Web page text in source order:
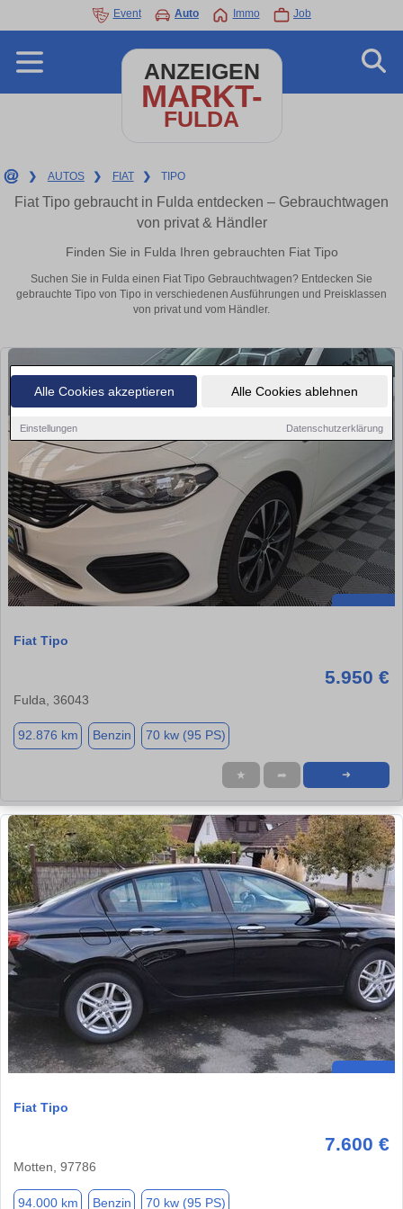
Alle Cookies akzeptieren Alle Cookies ablehnen
Einstellungen Datenschutzerklärung
Event Auto Immo Job
ANZEIGEN
MARKT-
FULDA
❯ AUTOS ❯ FIAT ❯ TIPO
Fiat Tipo gebraucht in Fulda entdecken – Gebrauchtwagen
von privat & Händler
Finden Sie in Fulda Ihren gebrauchten Fiat Tipo
Suchen Sie in Fulda einen Fiat Tipo Gebrauchtwagen? Entdecken Sie
gebrauchte Tipo von Tipo in verschiedenen Ausführungen und Preisklassen
von privat und vom Händler.
Fiat Tipo
5.950 €
Fulda, 36043
92.876 km Benzin 70 kw (95 PS)
★ ➦ ➜
Fiat Tipo
7.600 €
Motten, 97786
94.000 km Benzin 70 kw (95 PS)